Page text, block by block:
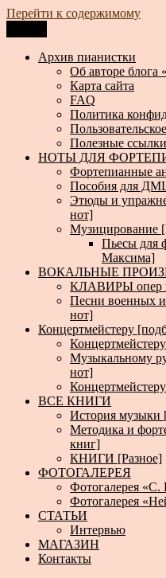
Перейти к содержимому
Архив пианистки
Всё для пианистов: ноты,
Архив пианистки
Об авторе блога
Карта сайта
FAQ
Политика
Полезные ссылки
НОТЫ ДЛЯ
Фортепианные
Пособия для
Этюды и
нот]
Музицирование
Пьесы для
Максима]
ВОКАЛЬНЫЕ
КЛАВИРЫ опер
Песни военных
нот]
Концертмейстеру
Музыкальному
нот]
ВСЕ КНИГИ
История музыки
Методика и
книг]
КНИГИ [Разное]
ФОТОГАЛЕРЕЯ
Фотогалерея
Фотогалерея
СТАТЬИ
Интервью
МАГАЗИН
Контакты